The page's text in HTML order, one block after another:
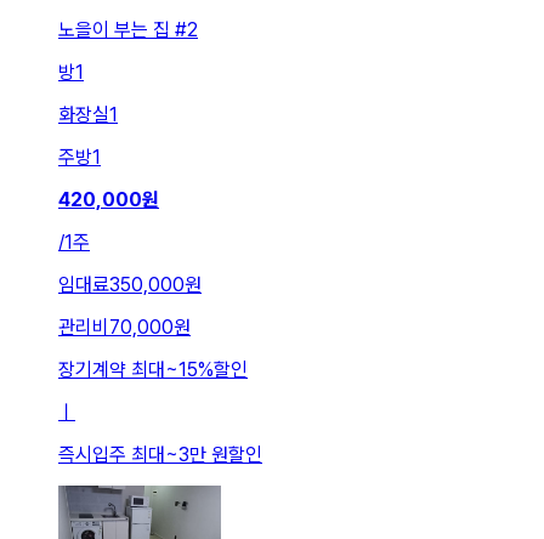
노을이 부는 집 #2
방1
화장실1
주방1
420,000원
/1주
임대료350,000원
관리비 70,000원
장기계약 최대~15%할인
ㅣ
즉시입주 최대~3만 원할인